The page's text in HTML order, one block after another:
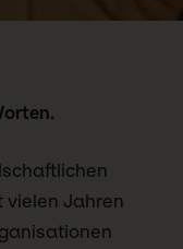
vielen Jahren